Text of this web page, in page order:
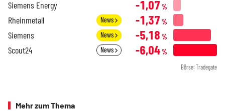
Siemens Energy -1,07 %
Rheinmetall News -1,37 %
Siemens News -5,18 %
Scout24 News -6,04%
Börse: Tradegate
Mehr zum Thema